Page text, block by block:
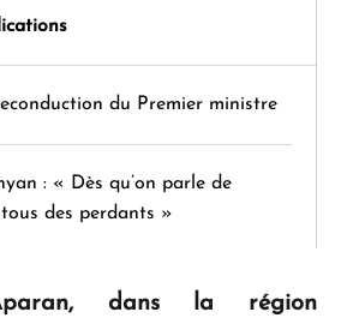
du Premier ministre
: « Dès qu’on parle de
des perdants »
pas d'alternative concrète, la
dans la région